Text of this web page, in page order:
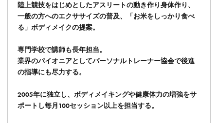
陸上競技をはじめとしたアスリートの動き作り身体作り、
一般の方へのエクササイズの普及、「お米をしっかり食べ
る」ボディメイクの提案。
専門学校で講師も長年担当。
業界のパイオニアとしてパーソナルトレーナー協会で後進
の指導にも尽力する。
2005年に独立し、ボディメイキングや健康体力の増強をサ
ポートし毎月100セッション以上を担当する。